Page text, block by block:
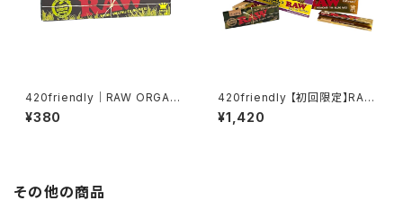
420friendly｜RAW ORGANI
C HEMP BLACK（オーガニック
ヘンプ） 1¼サイズ ローリングペ
¥380
420friendly 【初回限定】RAW
お試し6点セット
¥1,420
その他の商品